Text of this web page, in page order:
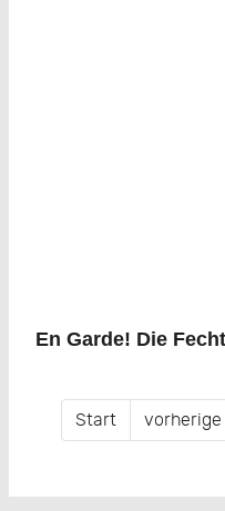
En Garde! Die
Start vorherige